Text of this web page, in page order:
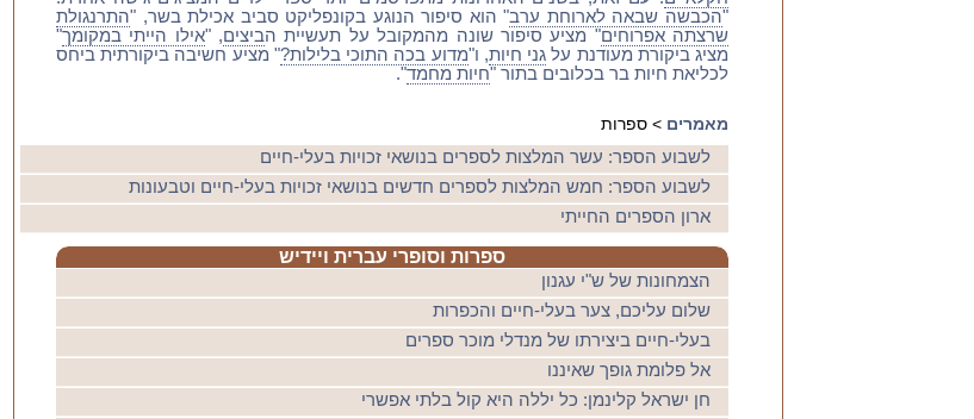
"הכבשה שבאה לארוחת ערב" הוא סיפור הנוגע בקונפליקט סביב אכילת בשר, "התרנגולת
שרצתה אפרוחים" מציע סיפור שונה מהמקובל על תעשיית הביצים, "אילו הייתי במקומך"
מציג ביקורת מעודנת על גני חיות, ו"מדוע בכה התוכי בלילות?" מציע חשיבה ביקורתית ביחס
לכליאת חיות בר בכלובים בתור "חיות מחמד".
מאמרים > ספרות
לשבוע הספר: עשר המלצות לספרים בנושאי זכויות בעלי-חיים
לשבוע הספר: חמש המלצות לספרים חדשים בנושאי זכויות בעלי-חיים וטבעונות
ארון הספרים החייתי
ספרות וסופרי עברית ויידיש
הצמחונות של ש"י עגנון
שלום עליכם, צער בעלי-חיים והכפרות
בעלי-חיים ביצירתו של מנדלי מוכר ספרים
אל פלומת גופך שאיננו
חן ישראל קלינמן: כל יללה היא קול בלתי אפשרי